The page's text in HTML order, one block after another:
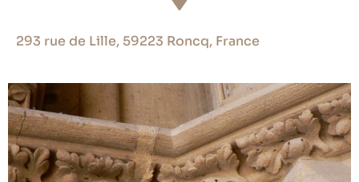
293 rue de Lille, 59223 Roncq, France